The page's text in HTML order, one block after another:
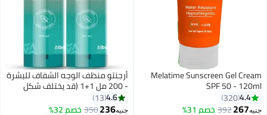
Melatime Sunscreen Gel Cream
SPF 50 - 120ml
4.4
320
جنيه267
392 خصم 31%
أرجنتو منظف الوجه الشفاف للبشرة
- 200 مل 1+1 (قد يختلف شكل
العبوة)
4.6
13
جنيه236
350 خصم 32%